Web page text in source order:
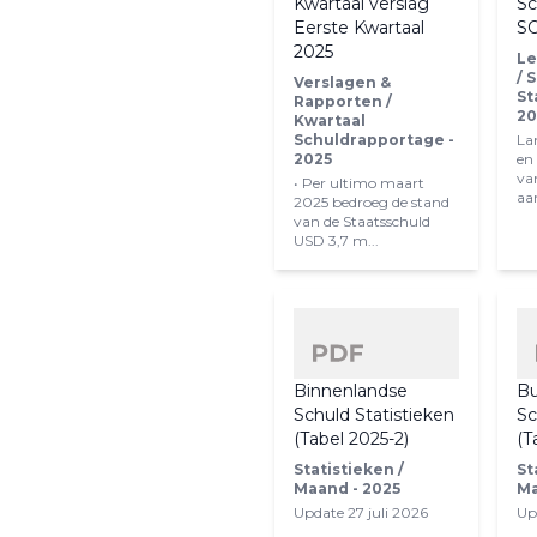
Eerste Kwartaal
2025
Verslagen &
Rapporten /
Kwartaal
Schuldrapportage -
2025
• Per ultimo maart
2025 bedroeg de stand
van de Staatsschuld
USD 3,7 m...
/
en
Binnenlandse
Schuld Statistieken
(Tabel 2025-2)
Statistieken /
Maand - 2025
Update 27 juli 2026